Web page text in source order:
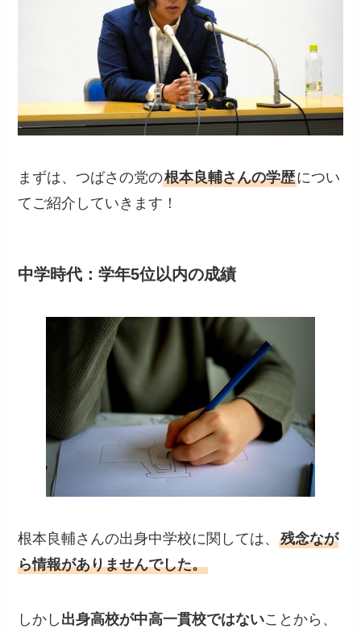
まずは、つばさの党の根本良輔さんの学歴につい
てご紹介していきます！
中学時代：学年5位以内の成績
根本良輔さんの出身中学校に関しては、残念なが
ら情報がありませんでした。
しかし 出身高校が中高一貫校ではないことから、